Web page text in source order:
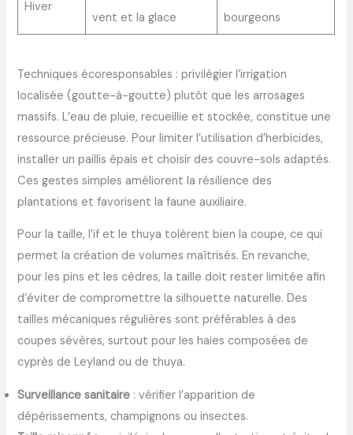
Hiver
vent et la glace
bourgeons
Techniques écoresponsables : privilégier l’irrigation
localisée (goutte-à-goutte) plutôt que les arrosages
massifs. L’eau de pluie, recueillie et stockée, constitue une
ressource précieuse. Pour limiter l’utilisation d’herbicides,
installer un paillis épais et choisir des couvre-sols adaptés.
Ces gestes simples améliorent la résilience des
plantations et favorisent la faune auxiliaire.
Pour la taille, l’if et le thuya tolèrent bien la coupe, ce qui
permet la création de volumes maîtrisés. En revanche,
pour les pins et les cèdres, la taille doit rester limitée afin
d’éviter de compromettre la silhouette naturelle. Des
tailles mécaniques régulières sont préférables à des
coupes sévères, surtout pour les haies composées de
cyprès de Leyland ou de thuya.
Surveillance sanitaire : vérifier l’apparition de
dépérissements, champignons ou insectes.